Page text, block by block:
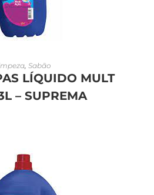
LEIA MAIS
, Sabão
LÍQUIDO MULT
– SUPREMA